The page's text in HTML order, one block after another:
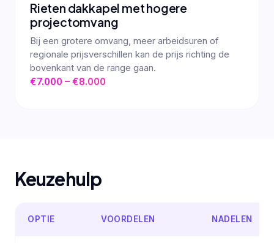
Rieten dakkapel met hogere
projectomvang
Bij een grotere omvang, meer arbeidsuren of
regionale prijsverschillen kan de prijs richting de
bovenkant van de range gaan.
€7.000 – €8.000
Keuzehulp
OPTIE VOORDELEN NADELEN